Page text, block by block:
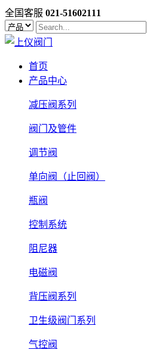
全国客服 021-51602111
首页
产品中心
减压阀系列
阀门及管件
调节阀
单向阀（止回阀）
瓶阀
控制系统
阻尼器
电磁阀
背压阀系列
卫生级阀门系列
气控阀